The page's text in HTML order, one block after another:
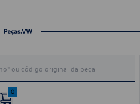
0